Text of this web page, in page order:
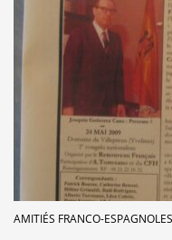
AMITIÉS FRANCO-ESPAGNOLES